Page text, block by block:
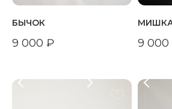
БЫЧОК
9 000 ₽ 9 000